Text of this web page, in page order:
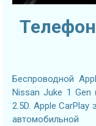
Беспроводной
Nissan Juke 1 Gen
2.5D. Apple CarPlay